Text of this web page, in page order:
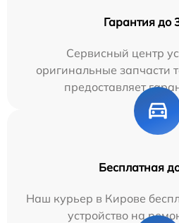
Гарантия до
Сервисный центр
оригинальные запчасти
предоставляет
Бесплатная
Наш курьер в Кирове
устройство на